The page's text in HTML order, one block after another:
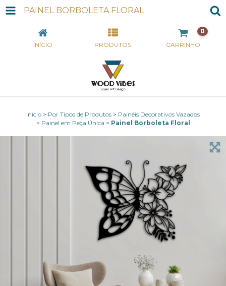
PAINEL BORBOLETA FLORAL
INÍCIO PRODUTOS CARRINHO
0
Início > Por Tipos de Produtos > Painéis Decorativos Vazados
> Painel em Peça Única > Painel Borboleta Floral